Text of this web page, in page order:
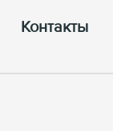
Контакты